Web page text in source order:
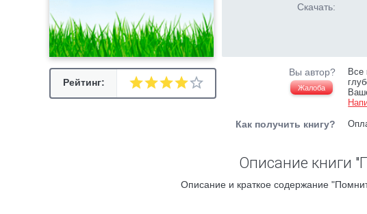
Рейтинг:
Скачать:
Вы автор?
Жалоба
Все
Как получить книгу?
Описание книги
Описание и краткое содержание